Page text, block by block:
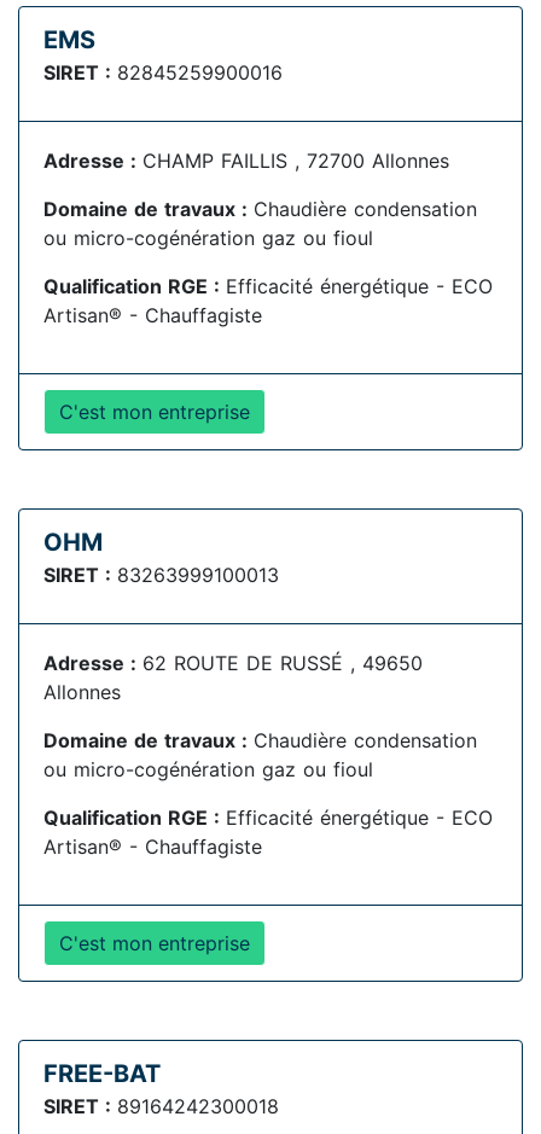
EMS
SIRET : 82845259900016
Adresse : CHAMP FAILLIS , 72700 Allonnes
Domaine de travaux : Chaudière condensation
ou micro-cogénération gaz ou fioul
Qualification RGE : Efficacité énergétique - ECO
Artisan® - Chauffagiste
C'est mon entreprise
OHM
SIRET : 83263999100013
Adresse : 62 ROUTE DE RUSSÉ , 49650
Allonnes
Domaine de travaux : Chaudière condensation
ou micro-cogénération gaz ou fioul
Qualification RGE : Efficacité énergétique - ECO
Artisan® - Chauffagiste
C'est mon entreprise
FREE-BAT
SIRET : 89164242300018